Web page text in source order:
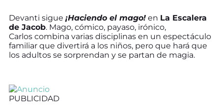
Devanti sigue ¡Haciendo el mago! en La Escalera
de Jacob. Mago, cómico, payaso, irónico,
Carlos combina varias disciplinas en un espectáculo
familiar que divertirá a los niños, pero que hará que
los adultos se sorprendan y se partan de magia.
PUBLICIDAD